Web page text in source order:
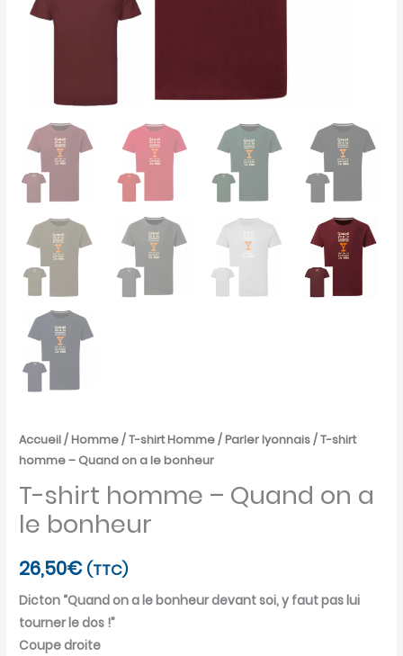
Accueil/Homme/T-shirt Homme/Parler lyonnais/ T-shirt
homme – Quand on a le bonheur
T-shirt homme – Quand on a
le bonheur
26,50€ (TTC)
Dicton “Quand on a le bonheur devant soi, y faut pas lui
tourner le dos !”
Coupe droite